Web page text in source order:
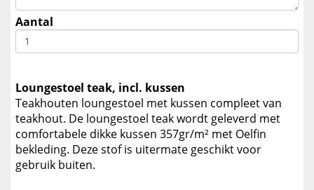
Aantal
Loungestoel teak, incl. kussen
Teakhouten loungestoel met kussen compleet van
teakhout. De loungestoel teak wordt geleverd met
comfortabele dikke kussen 357gr/m² met Oelfin
bekleding. Deze stof is uitermate geschikt voor
gebruik buiten.